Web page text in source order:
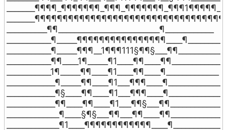
__________¶¶_________________________¶____________
___________¶_____¶¶¶__1¶¶¶111§¶¶§___¶¶____________
___________¶¶____1¶_____¶1____¶¶____¶¶____________
___________1¶_____¶¶____¶1____¶¶____¶_____________
____________¶_____¶¶____¶1___¶¶¶____¶_____________
____________¶§____¶¶____¶1___¶¶¶____¶_____________
____________¶¶____¶¶____¶1___¶¶§___¶¶_____________
_____________¶____§¶§___¶¶___¶¶____¶¶_____________